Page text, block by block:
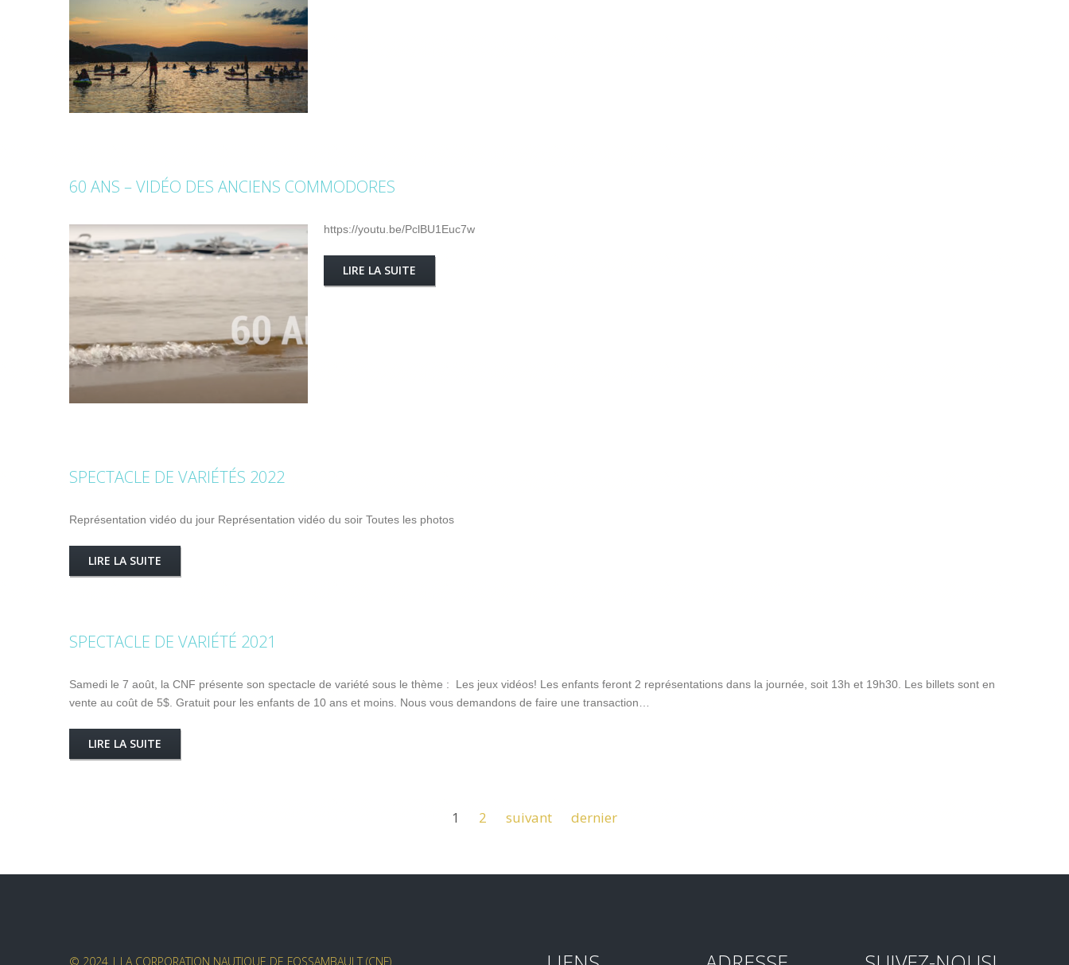
60 ANS – VIDÉO DES ANCIENS COMMODORES
https://youtu.be/PclBU1Euc7w
LIRE LA SUITE
SPECTACLE DE VARIÉTÉS 2022
Représentation vidéo du jour Représentation vidéo du soir Toutes les photos
LIRE LA SUITE
SPECTACLE DE VARIÉTÉ 2021
Samedi le 7 août, la CNF présente son spectacle de variété sous le thème : Les jeux vidéos! Les enfants feront 2 représentations dans la journée, soit 13h et 19h30. Les billets sont en
vente au coût de 5$. Gratuit pour les enfants de 10 ans et moins. Nous vous demandons de faire une transaction…
LIRE LA SUITE
1 2 suivant dernier
© 2024 | LA CORPORATION NAUTIQUE DE FOSSAMBAULT (CNF)